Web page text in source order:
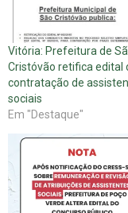
Vitória: Prefeitura de
Cristóvão retifica edital
contratação de
sociais
Em "Destaque"